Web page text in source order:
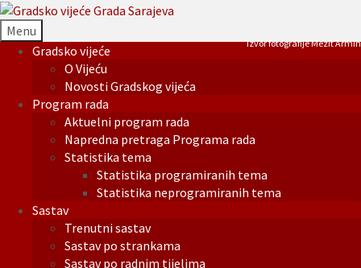
Menu
Gradsko vijeće
O Vijeću
Novosti Gradskog vijeća
Program rada
Aktuelni program rada
Napredna pretraga Programa rada
Statistika tema
Statistika programiranih tema
Statistika neprogramiranih tema
Sastav
Trenutni sastav
Sastav po strankama
Sastav po radnim tijelima
Izvor fotografije Mezit Armin